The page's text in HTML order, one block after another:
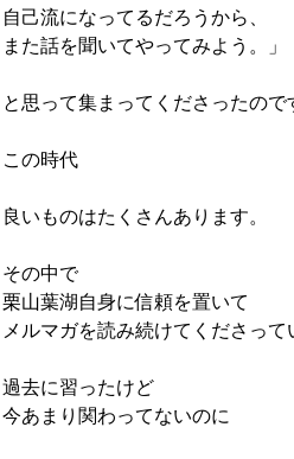
自己流になってるだろうから、
また話を聞いてやってみよう。」
と思って集まってくださったので
この時代
良いものはたくさんあります。
その中で
栗山葉湖自身に信頼を置いて
メルマガを読み続けてくださって
過去に習ったけど
今あまり関わってないのに